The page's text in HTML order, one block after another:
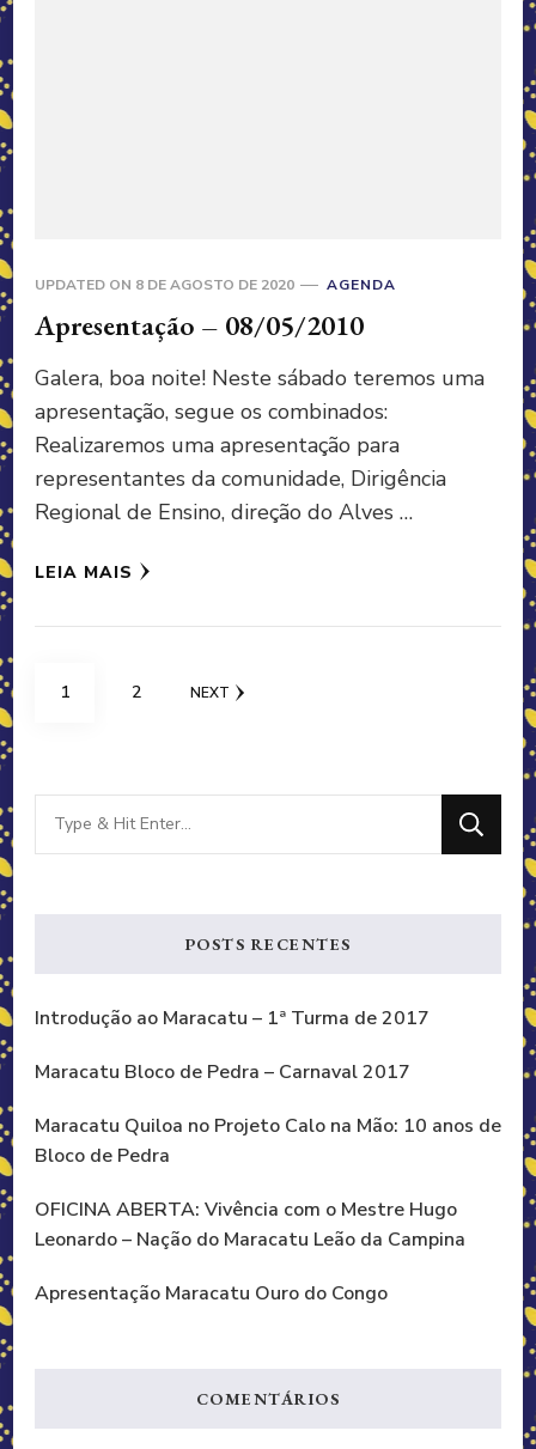
UPDATED ON 8 DE AGOSTO DE 2020 AGENDA
Apresentação – 08/05/2010
Galera, boa noite! Neste sábado teremos uma
apresentação, segue os combinados:
Realizaremos uma apresentação para
representantes da comunidade, Dirigência
Regional de Ensino, direção do Alves …
LEIA MAIS
Navegação
PAGE
1 PAGE
2 NEXT
Looking
for
POSTS RECENTES
Introdução ao Maracatu – 1ª Turma de 2017
Maracatu Bloco de Pedra – Carnaval 2017
Maracatu Quiloa no Projeto Calo na Mão: 10 anos de
Bloco de Pedra
OFICINA ABERTA: Vivência com o Mestre Hugo
Leonardo – Nação do Maracatu Leão da Campina
Apresentação Maracatu Ouro do Congo
COMENTÁRIOS